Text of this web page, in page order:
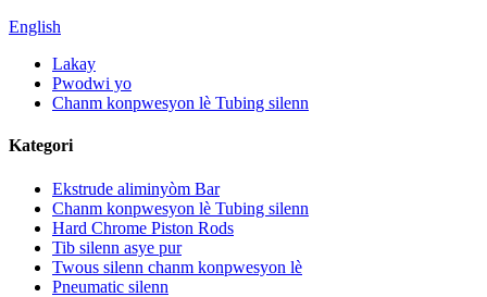
English
Lakay
Pwodwi yo
Chanm konpwesyon lè Tubing silenn
Kategori
Ekstrude aliminyòm Bar
Chanm konpwesyon lè Tubing silenn
Hard Chrome Piston Rods
Tib silenn asye pur
Twous silenn chanm konpwesyon lè
Pneumatic silenn